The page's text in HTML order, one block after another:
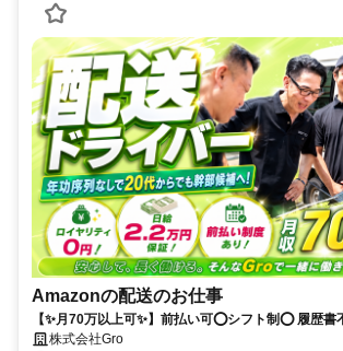
Amazonの配送のお仕事
【✨月70万以上可✨】前払い可⭕️シフト制⭕️ 履歴書
株式会社Gro